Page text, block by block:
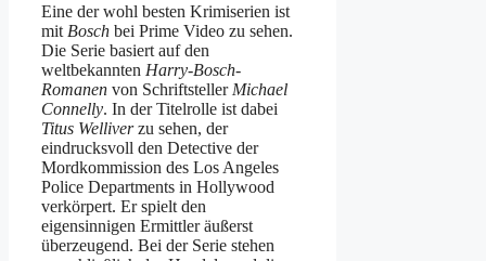
Eine der wohl besten Krimiserien ist
mit Bosch bei Prime Video zu sehen.
Die Serie basiert auf den
weltbekannten Harry-Bosch-
Romanen von Schriftsteller Michael
Connelly. In der Titelrolle ist dabei
Titus Welliverzu sehen, der
eindrucksvoll den Detective der
Mordkommission des Los Angeles
Police Departments in Hollywood
verkörpert. Er spielt den
eigensinnigen Ermittler äußerst
überzeugend. Bei der Serie stehen